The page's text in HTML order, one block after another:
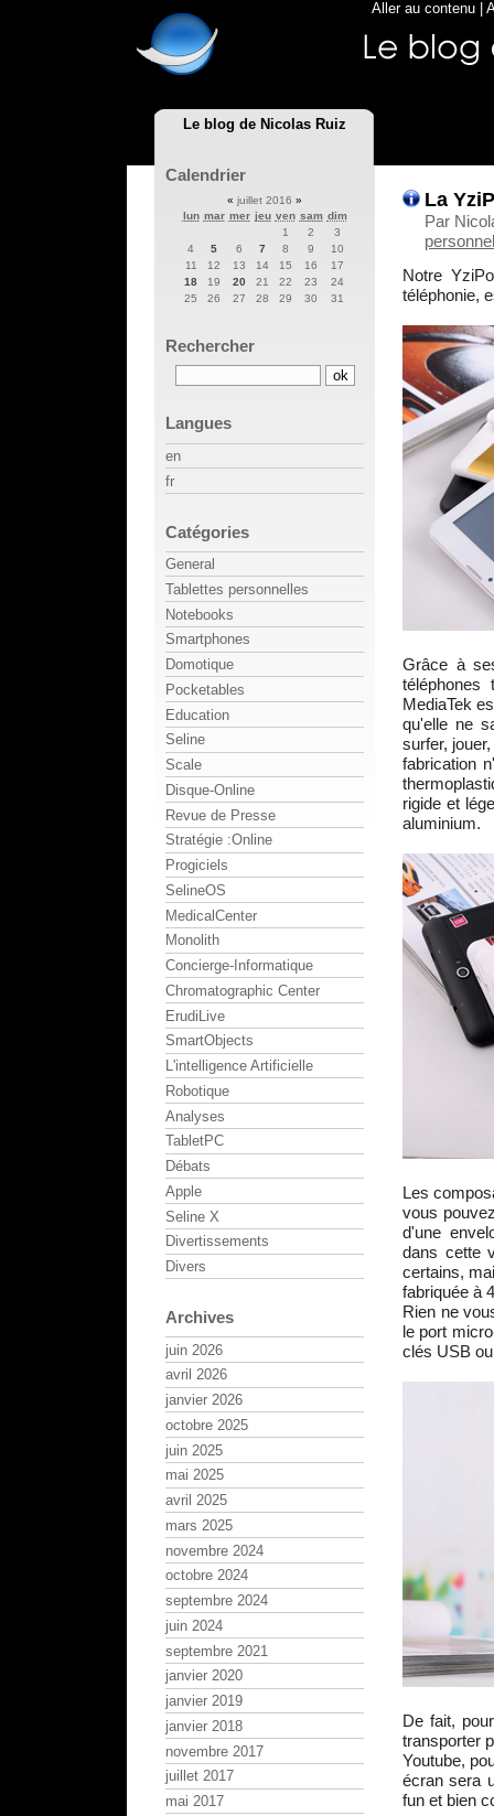
Le blog de Nicolas Ruiz
Aller au contenu
La
Par
Notre
téléphonie,
Grâce à
MediaTek
qu'elle ne
surfer,
fabrication
rigide et
aluminium.
Les
vous
d'une
dans cette
certains,
fabriquée à
Rien ne
le port
clés USB
De fait,
transporter
Youtube,
écran sera
fun et bien
Calendrier
« juillet 2016 »
lun mar mer jeu ven sam dim
1
2
3
4
5 6 7 8 9
10
11
12 13 14 15 16
17
18
19 20 21 22 23
24
25
26 27 28 29 30 31
Rechercher
Langues
en
fr
Catégories
General
Tablettes personnelles
Notebooks
Smartphones
Domotique
Pocketables
Education
Seline
Scale
Disque-Online
Revue de Presse
Stratégie :Online
Progiciels
SelineOS
MedicalCenter
Monolith
Concierge-Informatique
Chromatographic Center
ErudiLive
SmartObjects
L'intelligence Artificielle
Robotique
Analyses
TabletPC
Débats
Apple
Seline X
Divertissements
Divers
Archives
juin 2026
avril 2026
janvier 2026
octobre 2025
juin 2025
mai 2025
avril 2025
mars 2025
novembre 2024
octobre 2024
septembre 2024
juin 2024
septembre 2021
janvier 2020
janvier 2019
janvier 2018
novembre 2017
juillet 2017
mai 2017